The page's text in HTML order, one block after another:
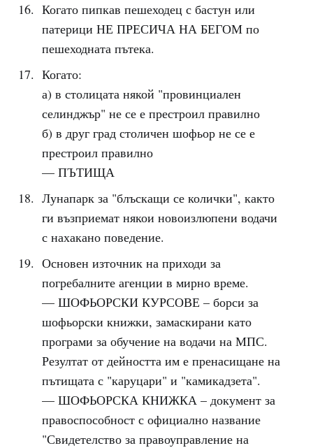
Когато пипкав пешеходец с бастун или
патерици НЕ ПРЕСИЧА НА БЕГОМ по
пешеходната пътека.
Когато:
а) в столицата някой "провинциален
селинджър" не се е престроил правилно
б) в друг град столичен шофьор не се е
престроил правилно
— ПЪТИЩА
Лунапарк за "блъскащи се колички", както
ги възприемат някои новоизлюпени водачи
с нахакано поведение.
Основен източник на приходи за
погребалните агенции в мирно време.
— ШОФЬОРСКИ КУРСОВЕ – борси за
шофьорски книжки, замаскирани като
програми за обучение на водачи на МПС.
Резултат от дейността им е пренасищане на
пътищата с "каруцари" и "камикадзета".
— ШОФЬОРСКА КНИЖКА – документ за
правоспособност с официално название
"Свидетелство за правоуправление на